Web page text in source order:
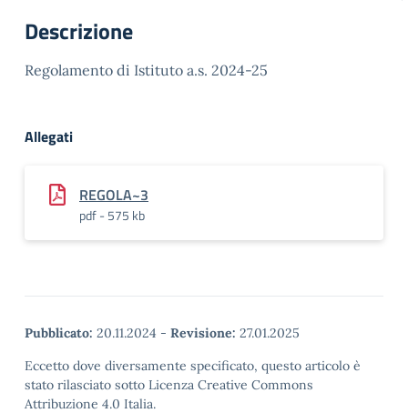
Descrizione
Regolamento di Istituto a.s. 2024-25
Allegati
REGOLA~3
pdf - 575 kb
Pubblicato: 20.11.2024 - Revisione: 27.01.2025
Eccetto dove diversamente specificato, questo articolo è
stato rilasciato sotto Licenza Creative Commons
Attribuzione 4.0 Italia.